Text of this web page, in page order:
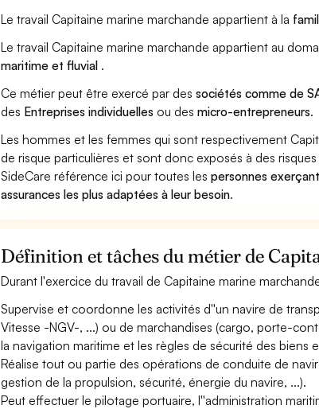
Le travail Capitaine marine marchande appartient à la
Le travail Capitaine marine marchande appartient au
maritime et fluvial .
Ce métier peut être exercé par dessociétés comme de
des Entreprises individuelles ou desmicro-entrepreneurs.
Les hommes et les femmes qui sont respectivement
de risque particulières et sont donc exposés à des
SideCare référence ici pour toutes lespersonnes
assurances les plus adaptées à leur besoin.
Définition et tâches du métier de
Durant l'exercice du travail de Capitaine marine
Supervise et coordonne les activités d''un navire de
Vitesse -NGV-, ...) ou de marchandises (cargo, porte-
la navigation maritime et les règles de sécurité des biens
Réalise tout ou partie des opérations de conduite de
gestion de la propulsion, sécurité, énergie du navire, ...).
Peut effectuer le pilotage portuaire, l''administration